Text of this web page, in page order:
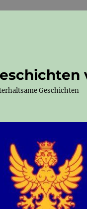
Geschichten